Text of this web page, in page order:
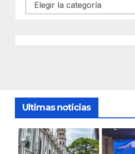
Categorías
Ultimas noticias